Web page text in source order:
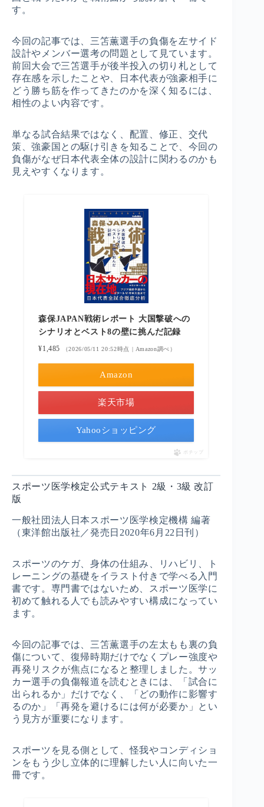
す。
今回の記事では、三笘薫選手の負傷を左サイド
設計やメンバー選考の問題として見ています。
前回大会で三笘選手が後半投入の切り札として
存在感を示したことや、日本代表が強豪相手に
どう勝ち筋を作ってきたのかを深く知るには、
相性のよい内容です。
単なる試合結果ではなく、配置、修正、交代
策、強豪国との駆け引きを知ることで、今回の
負傷がなぜ日本代表全体の設計に関わるのかも
見えやすくなります。
森保JAPAN戦術レポート 大国撃破への
シナリオとベスト8の壁に挑んだ記録
¥1,485 （2026/05/11 20:52時点 | Amazon調べ）
Amazon
楽天市場
Yahooショッピング
ポチップ
スポーツ医学検定公式テキスト 2級・3級 改訂
版
一般社団法人日本スポーツ医学検定機構 編著
（東洋館出版社／発売日2020年6月22日刊）
スポーツのケガ、身体の仕組み、リハビリ、ト
レーニングの基礎をイラスト付きで学べる入門
書です。専門書ではないため、スポーツ医学に
初めて触れる人でも読みやすい構成になってい
ます。
今回の記事では、三笘薫選手の左太もも裏の負
傷について、復帰時期だけでなくプレー強度や
再発リスクが焦点になると整理しました。サッ
カー選手の負傷報道を読むときには、「試合に
出られるか」だけでなく、「どの動作に影響す
るのか」「再発を避けるには何が必要か」とい
う見方が重要になります。
スポーツを見る側として、怪我やコンディショ
ンをもう少し立体的に理解したい人に向いた一
冊です。